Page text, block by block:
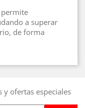
permite
a superar
de forma
ofertas especiales